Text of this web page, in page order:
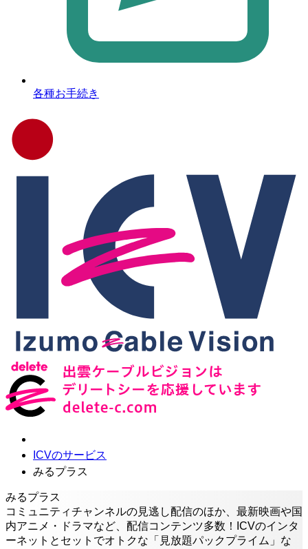
各種お手続き
ICVのサービス
みるプラス
みるプラス
コミュニティチャンネルの見逃し配信のほか、最新映画や国
内アニメ・ドラマなど、配信コンテンツ多数！ICVのインタ
ーネットとセットでオトクな「見放題パックプライム」な